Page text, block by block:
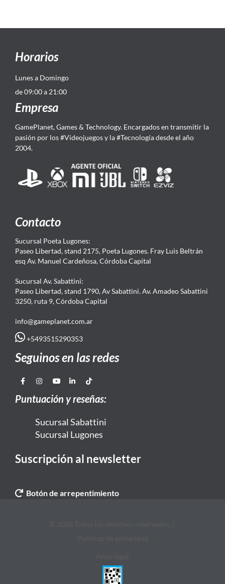
Horarios
Lunes a Domingo
de 09:00 a 21:00
Empresa
GamePlanet, Games & Technology. Encargados en transmitir la
pasión por los #Videojuegos y la #Tecnología desde el año
2004.
Contacto
Sucursal Poeta Lugones:
Paseo Libertad, stand 2175, Poeta Lugones. Fray Luis Beltrán
esq Av. Manuel Cardeñosa, Córdoba Capital
Sucursal Av. Sabattini:
Paseo Libertad, stand 1790, Av Sabattini. Av. Amadeo Sabattini
3250, ruta 9, Córdoba Capital
info@gameplanet.com.ar
+5493515290353
Seguinos en las redes
Puntuación y reseñas:
Sucursal Sabattini
Sucursal Lugones
Suscripción al newsletter
Botón de arrepentimiento